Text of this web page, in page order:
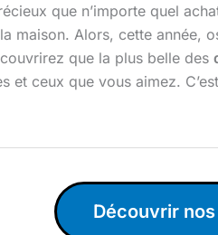
que n’importe quel
maison. Alors, cette
que la plus belle des
ceux que vous aimez.
Découvrir